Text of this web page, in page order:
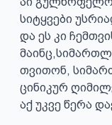
სიტყვები
და ეს კი
თვითონ,
ცინიკურ
აქ უკვე წერა